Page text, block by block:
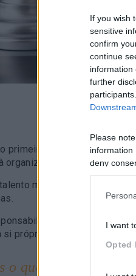
If you wish
sensitive
confirm
continue
information
further
Please
information
deny
in below
I want
Opted
primeiro passo de um
organização e à sociedade
mudou, hoje vivemos o
de
próprio. O que deseja
o que é designado